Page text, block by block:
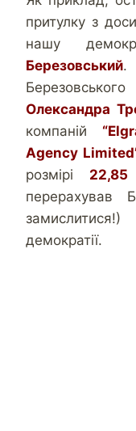
притулку з
нашу
Березовський.
Олександра
компаній
Agency
розмірі
перерахував
демократії.